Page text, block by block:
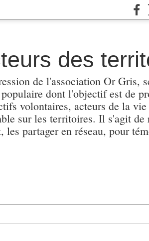
des
de l'association Or Gris,
dont l'objectif est de
volontaires, acteurs de la
sur les territoires. Il s'agit
partager en réseau, pour